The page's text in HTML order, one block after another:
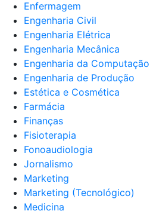
Enfermagem
Engenharia Civil
Engenharia Elétrica
Engenharia Mecânica
Engenharia da Computação
Engenharia de Produção
Estética e Cosmética
Farmácia
Finanças
Fisioterapia
Fonoaudiologia
Jornalismo
Marketing
Marketing (Tecnológico)
Medicina